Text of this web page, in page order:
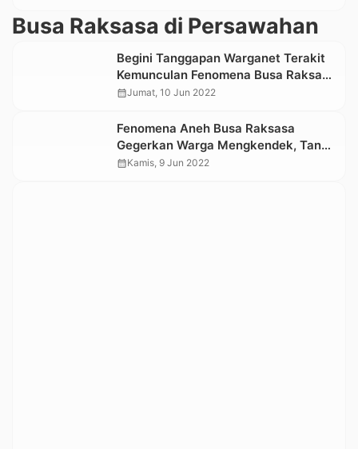
Busa Raksasa di Persawahan
Begini Tanggapan Warganet Terakit
Kemunculan Fenomena Busa Raksasa
di Persawahan Gasing, Tana Toraja
calendar_monthJumat, 10 Jun 2022
Fenomena Aneh Busa Raksasa
Gegerkan Warga Mengkendek, Tana
Toraja
calendar_monthKamis, 9 Jun 2022